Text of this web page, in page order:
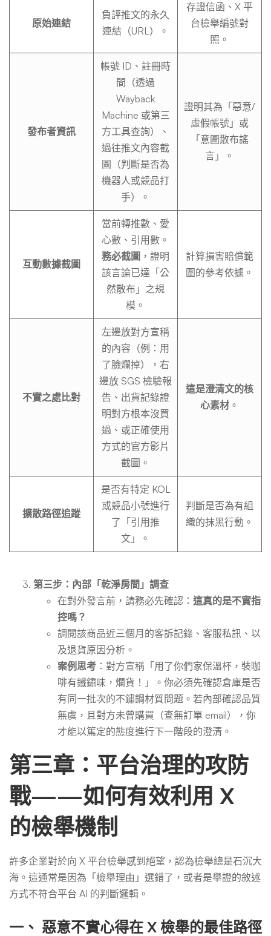
原始連結
負評推文的永久
連結（URL）。
存證信函、X 平
台檢舉編號對
照。
發布者資訊
帳號 ID、註冊時
間（透過
Wayback
Machine 或第三
方工具查詢）、
過往推文內容截
圖（判斷是否為
機器人或競品打
手）。
證明其為「惡意/
虛假帳號」或
「意圖散布謠
言」。
互動數據截圖
當前轉推數、愛
心數、引用數。
務必截圖 ，證明
該言論已達「公
然散布」之規
模。
計算損害賠償範
圍的參考依據。
不實之處比對
左邊放對方宣稱
的內容（例：用
了臉爛掉），右
邊放 SGS 檢驗報
告、出貨記錄證
明對方根本沒買
過、或正確使用
方式的官方影片
截圖。
這是澄清文的核
心素材 。
擴散路徑追蹤
是否有特定 KOL
或競品小號進行
了「引用推
文」。
判斷是否為有組
織的抹黑行動。
第三步：內部「乾淨房間」調查
在對外發言前，請務必先確認： 這真的是不實指
控嗎？
調閱該商品近三個月的客訴記錄、客服私訊、以
及退貨原因分析。
案例思考 ：對方宣稱「用了你們家保溫杯，裝咖
啡有鐵鏽味，爛貨！」。你必須先確認倉庫是否
有同一批次的不鏽鋼材質問題。若內部確認品質
無虞，且對方未曾購買（查無訂單 email），你
才能以篤定的態度進行下一階段的澄清。
第三章：平台治理的攻防
戰——如何有效利用 X
的檢舉機制
許多企業對於向 X 平台檢舉感到絕望，認為檢舉總是石沉大
海。這通常是因為「檢舉理由」選錯了，或者是舉證的敘述
方式不符合平台 AI 的判斷邏輯。
一、 惡意不實心得在 X 檢舉的最佳路徑